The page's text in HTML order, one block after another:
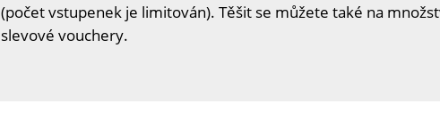
(počet vstupenek je limitován). Těšit se můžete také na
slevové vouchery.